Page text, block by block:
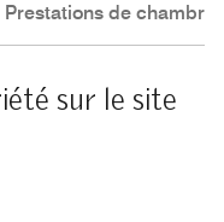
Prestations de chambre
sur le site